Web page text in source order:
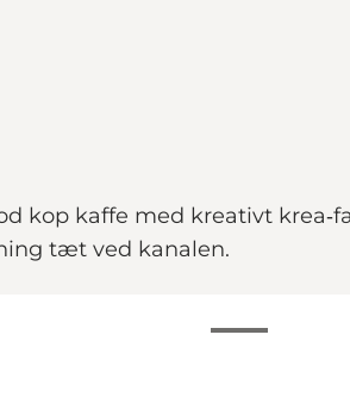
kop kaffe med kreativt
tæt ved kanalen.